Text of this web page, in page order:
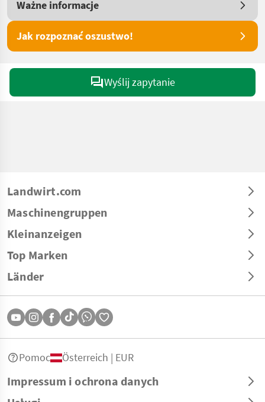
Ważne informacje
Jak rozpoznać oszustwo!
Wyślij zapytanie
Landwirt.com
Maschinengruppen
Kleinanzeigen
Top Marken
Länder
Impressum i ochrona danych
Pomoc Österreich | EUR